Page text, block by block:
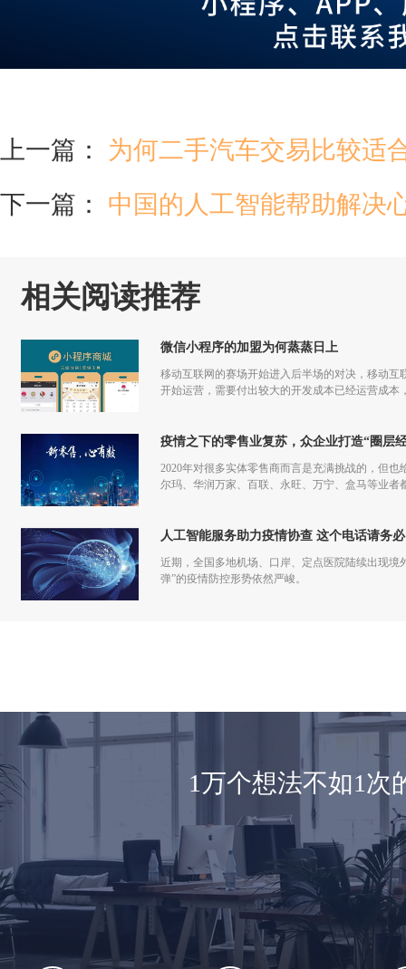
上一篇： 为何二手汽车交易比较适
下一篇： 中国的人工智能帮助解决
相关阅读推荐
微信小程序的加盟为何蒸蒸日上
移动互联网的赛场开始进入后半场的对决，移动
开始运营，需要付出较大的开发成本已经运营成
疫情之下的零售业复苏，众企业打造“圈层
2020年对很多实体零售商而言是充满挑战的，但
尔玛、华润万家、百联、永旺、万宁、盒马等业
人工智能服务助力疫情协查 这个电话请务
近期，全国多地机场、口岸、定点医院陆续出现
弹”的疫情防控形势依然严峻。
1万个想法不如1次